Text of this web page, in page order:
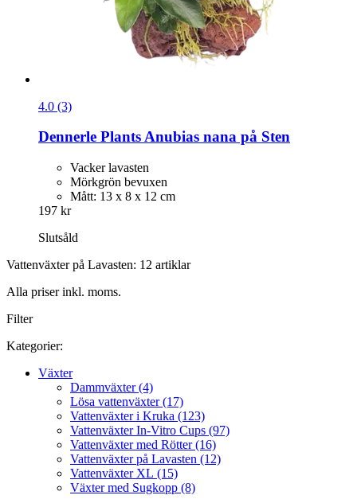
4.0 (3)
Dennerle PlantsAnubias nana på Sten
Vacker lavasten
Mörkgrön bevuxen
Mått: 13 x 8 x 12 cm
197 kr
Slutsåld
Vattenväxter på Lavasten: 12 artiklar
Alla priser inkl. moms.
Filter
Kategorier:
Växter
Dammväxter (4)
Lösa vattenväxter (17)
Vattenväxter i Kruka (123)
Vattenväxter In-Vitro Cups (97)
Vattenväxter med Rötter (16)
Vattenväxter på Lavasten (12)
Vattenväxter XL (15)
Växter med Sugkopp (8)